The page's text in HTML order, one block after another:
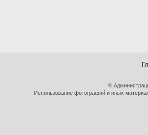
©
Использование фотографий и иных